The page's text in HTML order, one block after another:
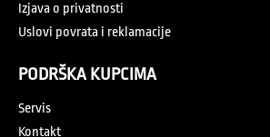
Izjava o privatnosti
Uslovi povrata i reklamacije
PODRŠKA KUPCIMA
Servis
Kontakt